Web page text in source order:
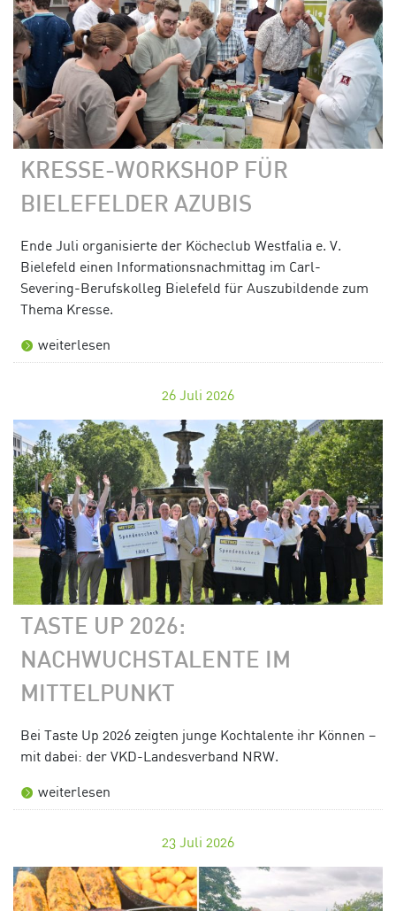
KRESSE-WORKSHOP FÜR
BIELEFELDER AZUBIS
Ende Juli organisierte der Köcheclub Westfalia e. V.
Bielefeld einen Informationsnachmittag im Carl-
Severing-Berufskolleg Bielefeld für Auszubildende zum
Thema Kresse.
weiterlesen
26 Juli 2026
TASTE UP 2026:
NACHWUCHSTALENTE IM
MITTELPUNKT
Bei Taste Up 2026 zeigten junge Kochtalente ihr Können –
mit dabei: der VKD-Landesverband NRW.
weiterlesen
23 Juli 2026